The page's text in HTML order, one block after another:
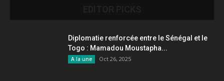
Diplomatie renforcée entre le Sénégal et le
Togo : Mamadou Moustapha...
A la une Oct 26, 2025